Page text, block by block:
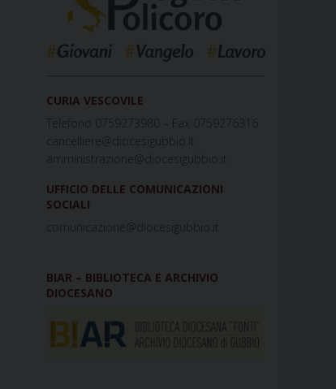
CURIA VESCOVILE
Telefono 0759273980 – Fax 0759276316
cancelliere@diocesigubbio.it
amministrazione@diocesigubbio.it
UFFICIO DELLE COMUNICAZIONI
SOCIALI
comunicazione@diocesigubbio.it
BIAR – BIBLIOTECA E ARCHIVIO
DIOCESANO